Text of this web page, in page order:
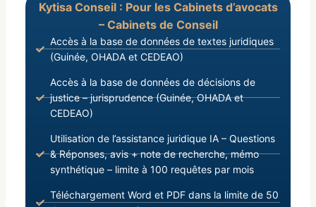
Kytisa Conseil : Pour les Cabinets d’avocats
– Cabinets de Conseil
Accès à la base de données de textes juridiques
(Guinée, OHADA et CEDEAO)
Accès à la base de données de décisions de
justice – jurisprudence (Guinée, OHADA et
CEDEAO)
Utilisation de l’assistance juridique IA – Questions
& Réponses, avis + note de recherche, mémo
synthétique – limite à 100 requêtes par mois
Téléchargement Word et PDF dans la limite de 50